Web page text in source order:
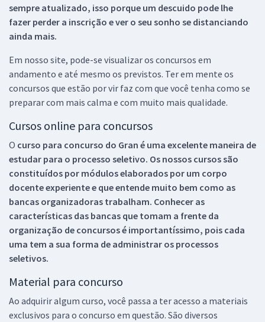
sempre atualizado, isso porque um descuido pode lhe
fazer perder a inscrição e ver o seu sonho se distanciando
ainda mais.
Em nosso site, pode-se visualizar os concursos em
andamento e até mesmo os previstos. Ter em mente os
concursos que estão por vir faz com que você tenha como se
preparar com mais calma e com muito mais qualidade.
Cursos online para concursos
O curso para concurso do Gran é uma excelente maneira de
estudar para o processo seletivo. Os nossos cursos são
constituídos por módulos elaborados por um corpo
docente experiente e que entende muito bem como as
bancas organizadoras trabalham. Conhecer as
características das bancas que tomam a frente da
organização de concursos é importantíssimo, pois cada
uma tem a sua forma de administrar os processos
seletivos.
Material para concurso
Ao adquirir algum curso, você passa a ter acesso a materiais
exclusivos para o concurso em questão. São diversos